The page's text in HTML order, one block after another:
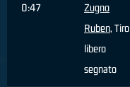
0:47
Zugno
Ruben, Tiro
libero
segnato